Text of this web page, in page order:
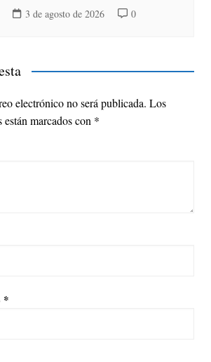
3 de agosto de 2026 0
electrónico no será publicada. Los
marcados con *
*